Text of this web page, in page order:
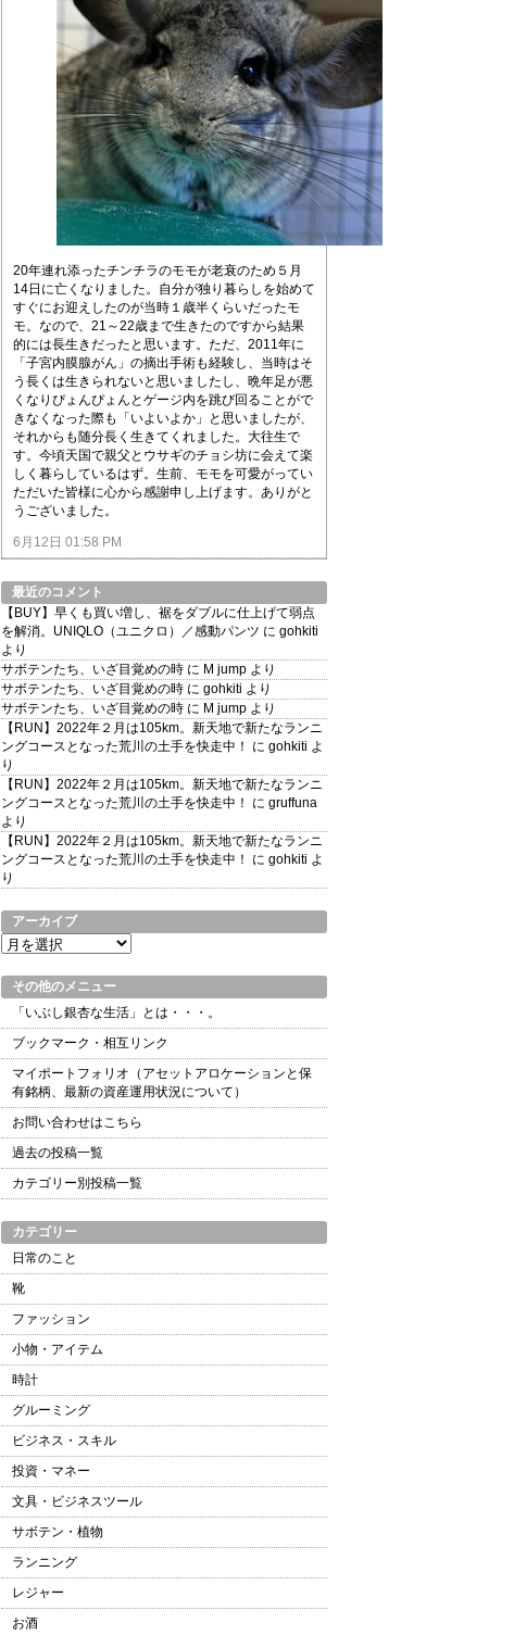
20年連れ添ったチンチラのモモが老衰のため５月
14日に亡くなりました。自分が独り暮らしを始めて
すぐにお迎えしたのが当時１歳半くらいだったモ
モ。なので、21～22歳まで生きたのですから結果
的には長生きだったと思います。ただ、2011年に
「子宮内膜腺がん」の摘出手術も経験し、当時はそ
う長くは生きられないと思いましたし、晩年足が悪
くなりぴょんぴょんとゲージ内を跳び回ることがで
きなくなった際も「いよいよか」と思いましたが、
それからも随分長く生きてくれました。大往生で
す。今頃天国で親父とウサギのチョシ坊に会えて楽
しく暮らしているはず。生前、モモを可愛がってい
ただいた皆様に心から感謝申し上げます。ありがと
うございました。
6月12日 01:58 PM
最近のコメント
【BUY】早くも買い増し、裾をダブルに仕上げて弱点
を解消。UNIQLO（ユニクロ）／感動パンツ に gohkiti
より
サボテンたち、いざ目覚めの時 に M jump より
サボテンたち、いざ目覚めの時 に gohkiti より
サボテンたち、いざ目覚めの時 に M jump より
【RUN】2022年２月は105km。新天地で新たなランニ
ングコースとなった荒川の土手を快走中！
に gohkiti よ
り
【RUN】2022年２月は105km。新天地で新たなランニ
ングコースとなった荒川の土手を快走中！
に gruffuna
より
【RUN】2022年２月は105km。新天地で新たなランニ
ングコースとなった荒川の土手を快走中！
に gohkiti よ
り
アーカイブ
ア
カ
ブ
その他のメニュー
「いぶし銀杏な生活」とは・・・。
ブックマーク・相互リンク
マイポートフォリオ（アセットアロケーションと保
有銘柄、最新の資産運用状況について）
お問い合わせはこちら
過去の投稿一覧
カテゴリー別投稿一覧
カテゴリー
日常のこと
靴
ファッション
小物・アイテム
時計
グルーミング
ビジネス・スキル
投資・マネー
文具・ビジネスツール
サボテン・植物
ランニング
レジャー
お酒